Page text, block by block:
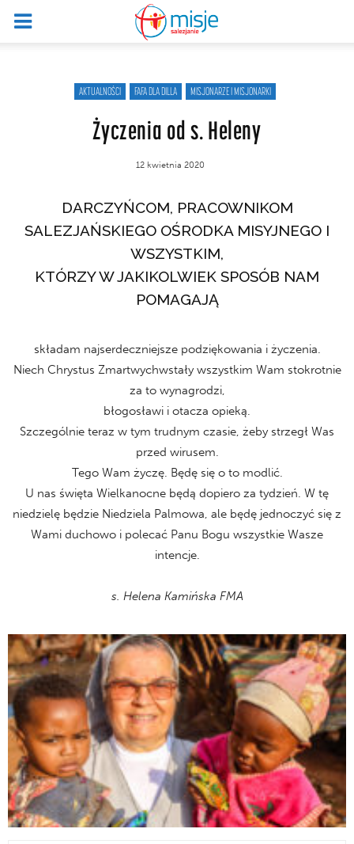
AKTUALNOŚCI FAFA DLA DILLA MISJONARZE I MISJONARKI
Życzenia od s. Heleny
12 kwietnia 2020
DARCZYŃCOM, PRACOWNIKOM
SALEZJAŃSKIEGO OŚRODKA MISYJNEGO I
WSZYSTKIM,
KTÓRZY W JAKIKOLWIEK SPOSÓB NAM
POMAGAJĄ
składam najserdeczniejsze podziękowania i życzenia.
Niech Chrystus Zmartwychwstały wszystkim Wam stokrotnie
za to wynagrodzi,
błogosławi i otacza opieką.
Szczególnie teraz w tym trudnym czasie, żeby strzegł Was
przed wirusem.
Tego Wam życzę. Będę się o to modlić.
U nas święta Wielkanocne będą dopiero za tydzień. W tę
niedzielę będzie Niedziela Palmowa, ale będę jednoczyć się z
Wami duchowo i polecać Panu Bogu wszystkie Wasze
intencje.
s. Helena Kamińska FMA